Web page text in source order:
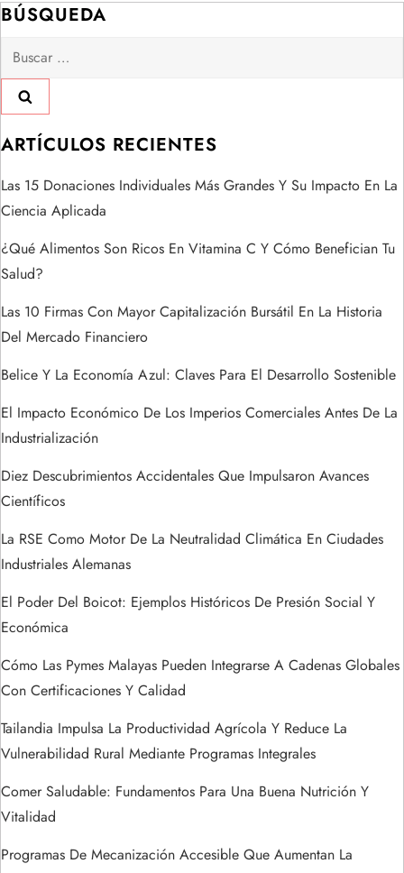
g
a
c
i
ó
n
d
e
e
n
t
r
a
d
a
s
BÚSQUEDA
Buscar:
ARTÍCULOS RECIENTES
Las 15 Donaciones Individuales Más Grandes Y Su Impacto En La
Ciencia Aplicada
¿Qué Alimentos Son Ricos En Vitamina C Y Cómo Benefician Tu
Salud?
Las 10 Firmas Con Mayor Capitalización Bursátil En La Historia
Del Mercado Financiero
Belice Y La Economía Azul: Claves Para El Desarrollo Sostenible
El Impacto Económico De Los Imperios Comerciales Antes De La
Industrialización
Diez Descubrimientos Accidentales Que Impulsaron Avances
Científicos
La RSE Como Motor De La Neutralidad Climática En Ciudades
Industriales Alemanas
El Poder Del Boicot: Ejemplos Históricos De Presión Social Y
Económica
Cómo Las Pymes Malayas Pueden Integrarse A Cadenas Globales
Con Certificaciones Y Calidad
Tailandia Impulsa La Productividad Agrícola Y Reduce La
Vulnerabilidad Rural Mediante Programas Integrales
Comer Saludable: Fundamentos Para Una Buena Nutrición Y
Vitalidad
Programas De Mecanización Accesible Que Aumentan La